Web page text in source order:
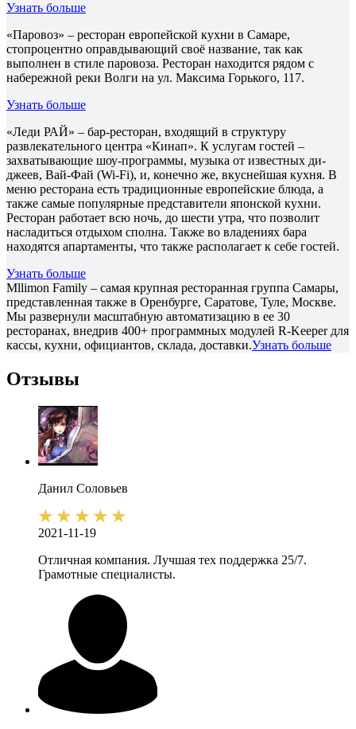
Узнать больше
«Паровоз» – ресторан европейской кухни в Самаре,
стопроцентно оправдывающий своё название, так как
выполнен в стиле паровоза. Ресторан находится рядом с
набережной реки Волги на ул. Максима Горького, 117.
Узнать больше
«Леди РАЙ» – бар-ресторан, входящий в структуру
развлекательного центра «Кинап». К услугам гостей –
захватывающие шоу-программы, музыка от известных ди-
джеев, Вай-Фай (Wi-Fi), и, конечно же, вкуснейшая кухня. В
меню ресторана есть традиционные европейские блюда, а
также самые популярные представители японской кухни.
Ресторан работает всю ночь, до шести утра, что позволит
насладиться отдыхом сполна. Также во владениях бара
находятся апартаменты, что также располагает к себе гостей.
Узнать больше
Mllimon Family – самая крупная ресторанная группа Самары,
представленная также в Оренбурге, Саратове, Туле, Москве.
Мы развернули масштабную автоматизацию в ее 30
ресторанах, внедрив 400+ программных модулей R-Keeper для
кассы, кухни, официантов, склада, доставки.Узнать больше
Отзывы
Данил Соловьев
2021-11-19
Отличная компания. Лучшая тех поддержка 25/7.
Грамотные специалисты.